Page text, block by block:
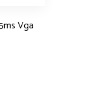
Vga